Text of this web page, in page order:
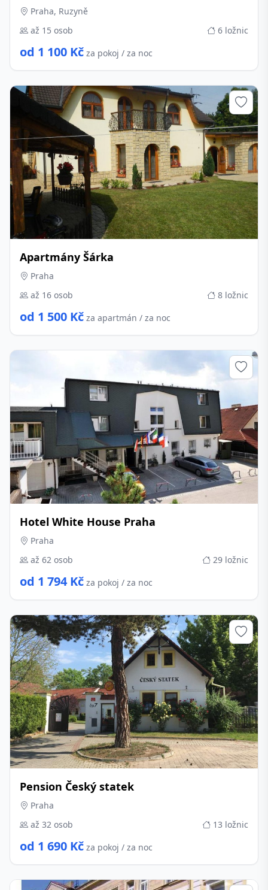
Praha, Ruzyně
až 15 osob
6 ložnic
od 1 100 Kč za pokoj / za noc
Apartmány Šárka
Praha
až 16 osob
8 ložnic
od 1 500 Kč za apartmán / za noc
Hotel White House Praha
Praha
až 62 osob
29 ložnic
od 1 794 Kč za pokoj / za noc
Pension Český statek
Praha
až 32 osob
13 ložnic
od 1 690 Kč za pokoj / za noc